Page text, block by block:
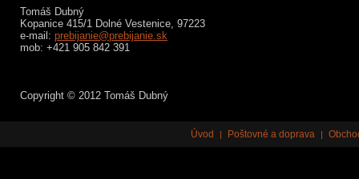
Tomáš Dubný
Kopanice 415/1 Dolné Vestenice, 97223
e-mail: prebijanie@prebijanie.sk
mob: +421 905 842 391
Copyright © 2012 Tomáš Dubný
Úvod | Poštovné a doprava |